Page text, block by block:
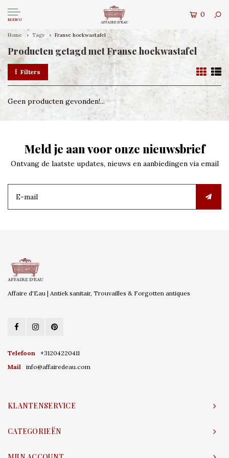
MENU
0
Home Tags Franse hoekwastafel
Producten getagd met Franse hoekwastafel
Filters
Geen producten gevonden!...
Meld je aan voor onze nieuwsbrief
Ontvang de laatste updates, nieuws en aanbiedingen via email
Affaire d'Eau | Antiek sanitair, Trouvailles & Forgotten antiques
Telefoon
+31204220411
Mail
info@affairedeau.com
KLANTENSERVICE
CATEGORIEËN